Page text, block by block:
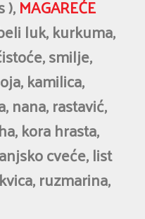
),MAGAREĆE
luk, kurkuma,
smilje,
kamilica,
nana, rastavić,
kora hrasta,
cveće, list
ruzmarina,